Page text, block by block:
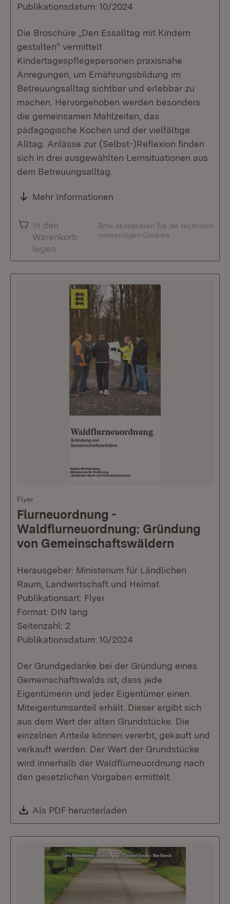
Publikationsdatum: 10/2024
Die Broschüre „Den Essalltag mit Kindern
gestalten“ vermittelt
Kindertagespflegepersonen praxisnahe
Anregungen, um Ernährungsbildung im
Betreuungsalltag sichtbar und erlebbar zu
machen. Hervorgehoben werden besonders
die gemeinsamen Mahlzeiten, das
pädagogische Kochen und der vielfältige
Alltag. Anlässe zur (Selbst-)Reflexion finden
sich in drei ausgewählten Lernsituationen aus
dem Betreuungsalltag.
Mehr Informationen
In den
Warenkorb
legen
Bitte akzeptieren Sie die technisch
notwendigen Cookies
Flyer
Flurneuordnung -
Waldflurneuordnung: Gründung
von Gemeinschaftswäldern
Herausgeber: Ministerium für Ländlichen
Raum, Landwirtschaft und Heimat
Publikationsart: Flyer
Format: DIN lang
Seitenzahl: 2
Publikationsdatum: 10/2024
Der Grundgedanke bei der Gründung eines
Gemeinschaftswalds ist, dass jede
Eigentümerin und jeder Eigentümer einen
Miteigentumsanteil erhält. Dieser ergibt sich
aus dem Wert der alten Grundstücke. Die
einzelnen Anteile können vererbt, gekauft und
verkauft werden. Der Wert der Grundstücke
wird innerhalb der Waldflurneuordnung nach
den gesetzlichen Vorgaben ermittelt.
Download:
Als PDF herunterladen